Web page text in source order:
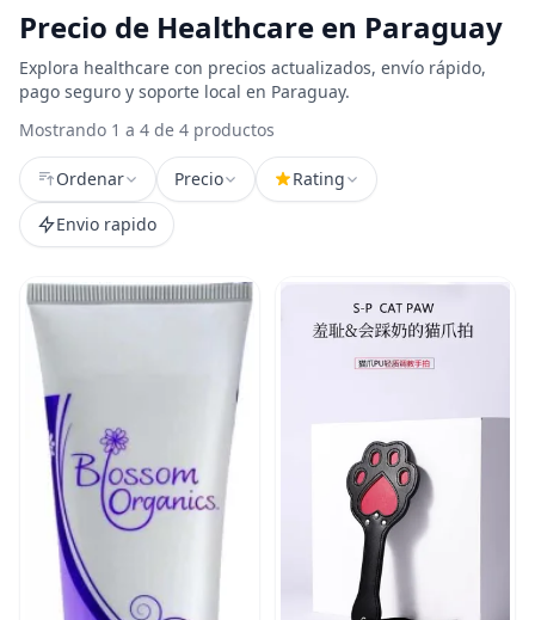
Precio de Healthcare en Paraguay
Explora healthcare con precios actualizados, envío rápido,
pago seguro y soporte local en Paraguay.
Mostrando 1 a 4 de 4 productos
Ordenar Precio
Rating
Envio rapido